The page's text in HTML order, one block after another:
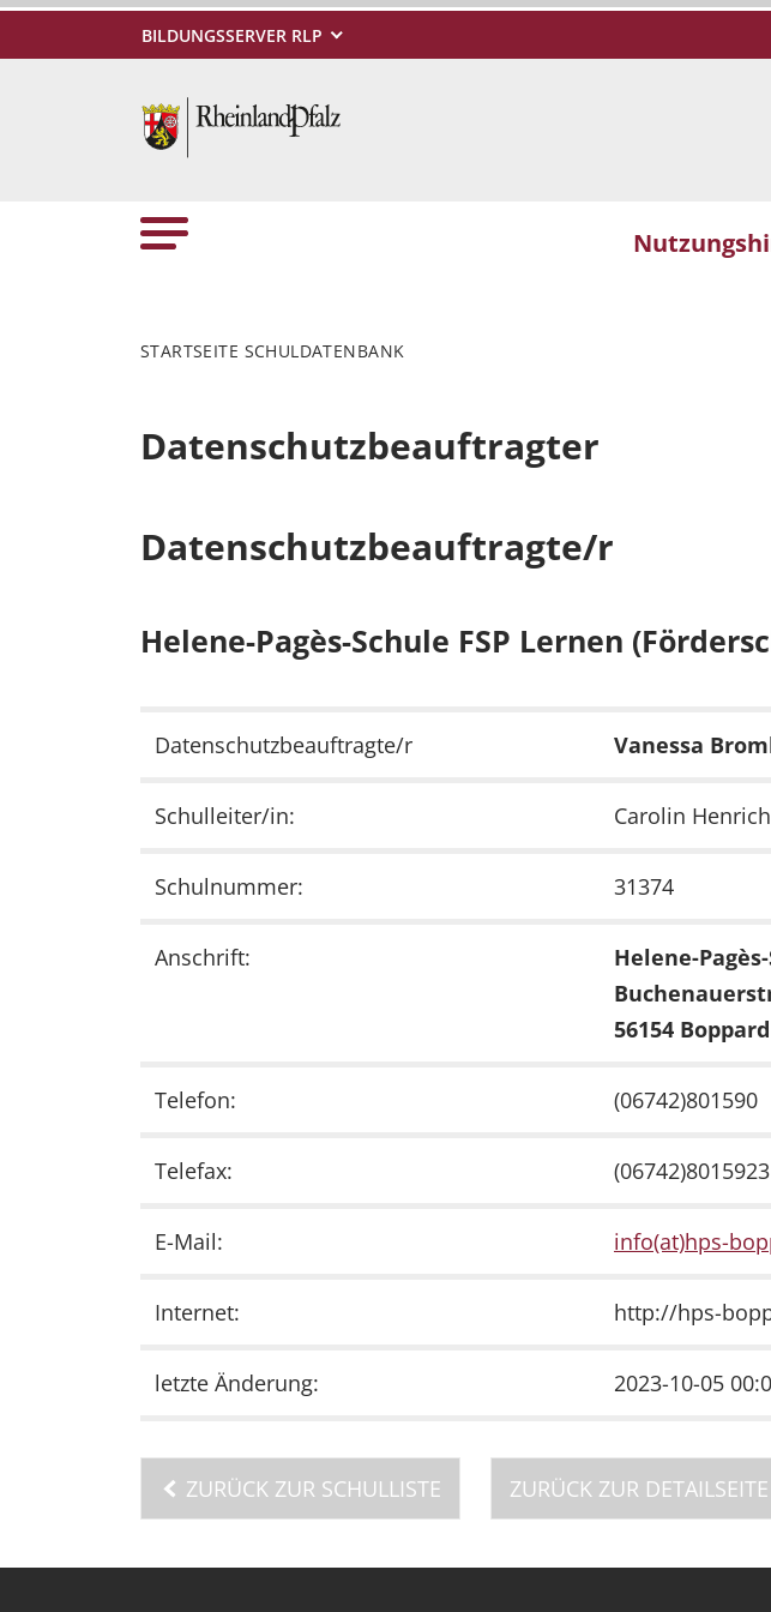
BILDUNGSSERVER RLP
STARTSEITE SCHULDATENBANK
Datenschutzbeauftragter
Datenschutzbeauftragte/r
Helene-Pagès-Schule FSP Lernen
Datenschutzbeauftragte/r Vanessa
Schulleiter/in: Carolin Henrich
Schulnummer: 31374
Anschrift:
Helene-
56154 Boppard
Telefon: (06742)801590
Telefax: (06742)8015923
E-Mail: info(at)hps-
Internet: http://hps-
letzte Änderung: 2023-10-05
ZURÜCK ZUR SCHULLISTE ZURÜCK ZUR DETAILSEITE